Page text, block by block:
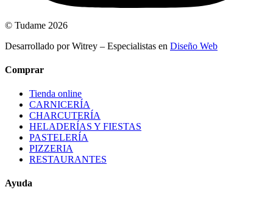
© Tudame 2026
Desarrollado por Witrey – Especialistas en Diseño Web
Comprar
Tienda online
CARNICERÍA
CHARCUTERÍA
HELADERÍAS Y FIESTAS
PASTELERÍA
PIZZERIA
RESTAURANTES
Ayuda